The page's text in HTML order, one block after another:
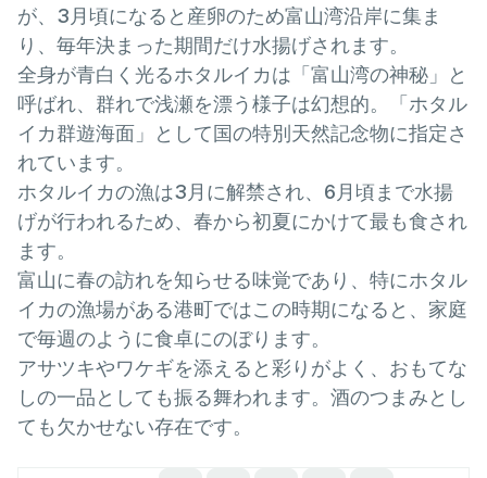
が、3月頃になると産卵のため富山湾沿岸に集ま
り、毎年決まった期間だけ水揚げされます。
全身が青白く光るホタルイカは「富山湾の神秘」と
呼ばれ、群れで浅瀬を漂う様子は幻想的。「ホタル
イカ群遊海面」として国の特別天然記念物に指定さ
れています。
ホタルイカの漁は3月に解禁され、6月頃まで水揚
げが行われるため、春から初夏にかけて最も食され
ます。
富山に春の訪れを知らせる味覚であり、特にホタル
イカの漁場がある港町ではこの時期になると、家庭
で毎週のように食卓にのぼります。
アサツキやワケギを添えると彩りがよく、おもてな
しの一品としても振る舞われます。酒のつまみとし
ても欠かせない存在です。